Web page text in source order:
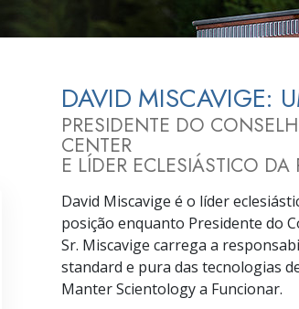
DAVID MISCAVIGE:
PRESIDENTE DO
CENTER
E LÍDER ECLESIÁSTICO
David Miscavige é o líder
posição enquanto Presidente do
Sr. Miscavige carrega a
standard e pura das tecnologias
Manter Scientology a Funcionar.